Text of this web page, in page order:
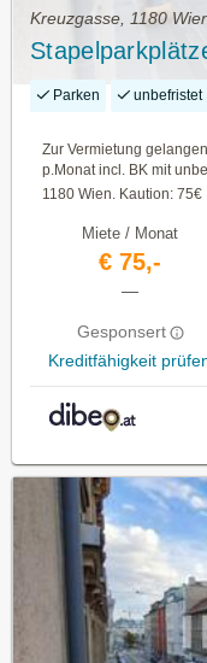
Kreuzgasse, 1180
Parken unbefristet
Zur Vermietung
p.Monat incl. BK mit
1180 Wien. Kaution: 75€
Miete / Monat
€ 75,-
—
Gesponsert
Kreditfähigkeit